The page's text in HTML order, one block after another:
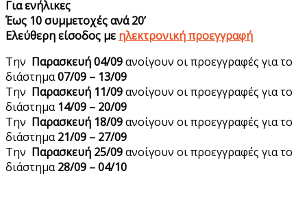
Για ενήλικες
Έως 10 συμμετοχές ανά 20’
Ελεύθερη είσοδος με ηλεκτρονική προεγγραφή
Την Παρασκευή 04/09ανοίγουν οι προεγγραφές για το
διάστημα07/09 – 13/09
Την Παρασκευή 11/09ανοίγουν οι προεγγραφές για το
διάστημα14/09 – 20/09
Την Παρασκευή 18/09ανοίγουν οι προεγγραφές για το
διάστημα21/09 – 27/09
Την Παρασκευή 25/09ανοίγουν οι προεγγραφές για το
διάστημα28/09 – 04/10